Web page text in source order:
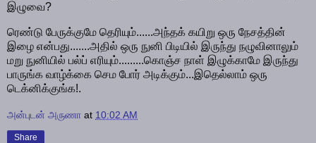
இழுவை?
ரெண்டு பேருக்குமே தெரியும்......அந்தக் கயிறு ஒரு நேசத்தின்
இழை என்பது.......அதில் ஒரு நுனி பிடியில் இருந்து நழுவினாலும்
மறு நுனியில் பல்ப் எரியும்.........கொஞ்ச நாள் இழுக்காமே இருந்து
பாருங்க வாழ்க்கை செம போர் அடிக்கும்...இதெல்லாம் ஒரு
டெக்னிக்குங்க!.
அன்புடன் அருணா at 10:02 AM
Share